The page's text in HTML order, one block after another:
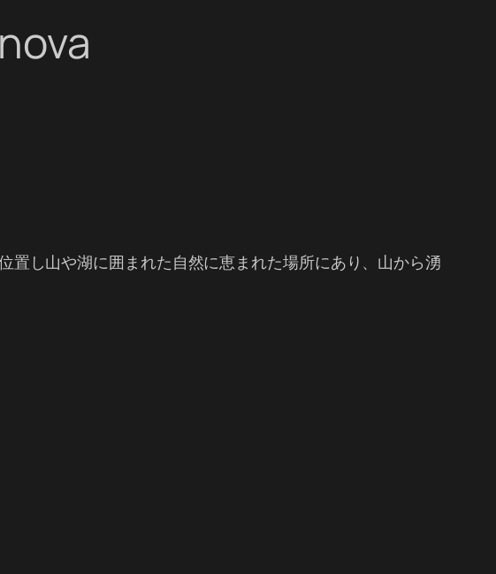
置し山や湖に囲まれた自然に恵まれた場所にあり、山から湧